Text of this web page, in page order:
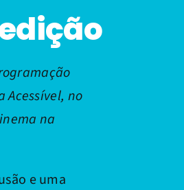
Acessível, no
na
e uma